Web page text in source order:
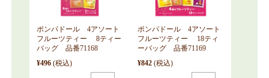
ポンパドール 4アソート
フルーツティー 8ティー
バッグ 品番71168
¥496 (税込)
ポンパドール 4アソート
フルーツティー 18ティ
ーバッグ 品番71169
¥842 (税込)